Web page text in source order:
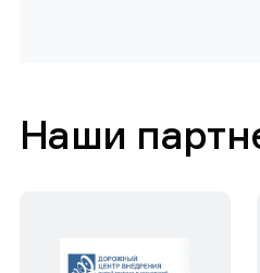
Наши